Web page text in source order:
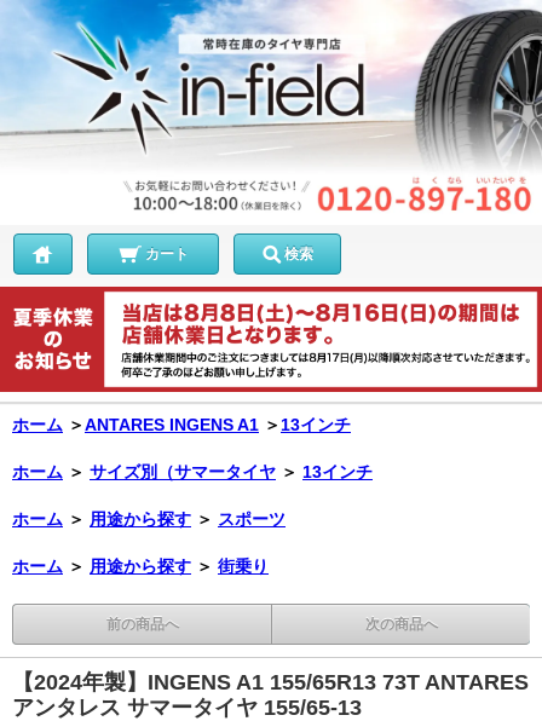
カート 検索
ホーム ＞ANTARES INGENS A1 ＞ 13インチ
ホーム ＞ サイズ別（サマータイヤ ＞ 13インチ
ホーム ＞ 用途から探す ＞ スポーツ
ホーム ＞ 用途から探す ＞ 街乗り
前の商品へ 次の商品へ
【2024年製】INGENS A1 155/65R13 73T ANTARES
アンタレス サマータイヤ 155/65-13